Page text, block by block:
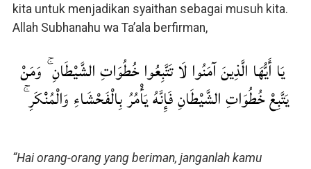
kita untuk menjadikan syaithan sebagai musuh kita.
Allah Subhanahu wa Ta’ala berfirman,
يَا أَيُّهَا الَّذِينَ آمَنُوا لَا تَتَّبِعُوا خُطُوَاتِ الشَّيْطَانِ ۚ وَمَنْ
يَتَّبِعْ خُطُوَاتِ الشَّيْطَانِ فَإِنَّهُ يَأْمُرُ بِالْفَحْشَاءِ وَالْمُنْكَرِ ۚ
“Hai orang-orang yang beriman, janganlah kamu